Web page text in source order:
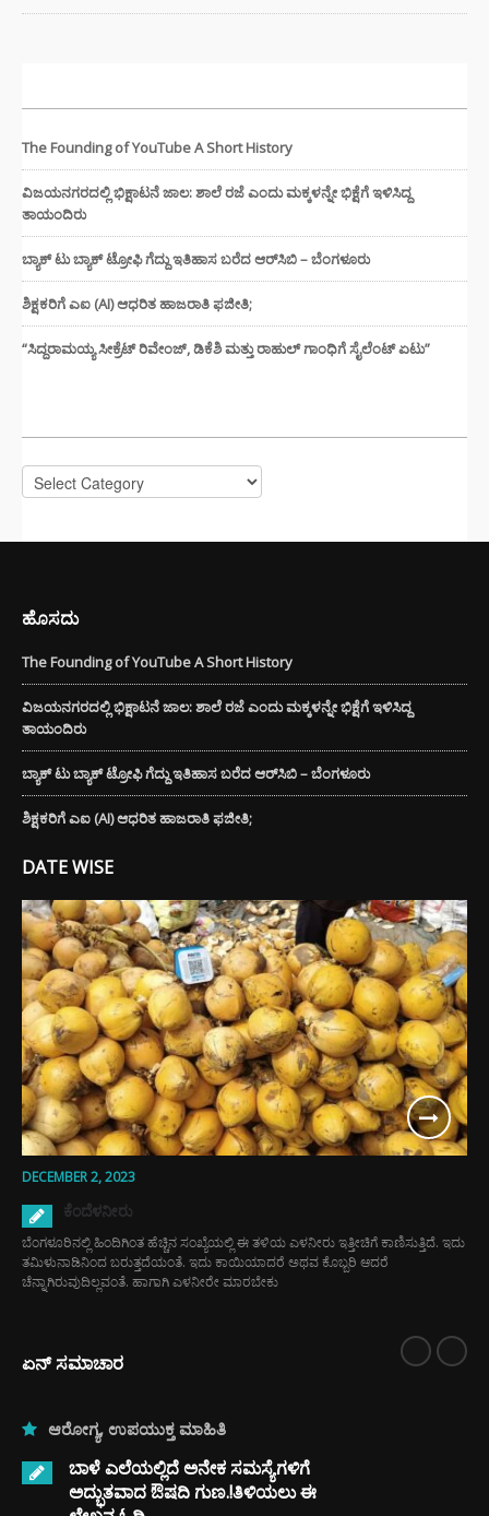
The Founding of YouTube A Short History
ವಿಜಯನಗರದಲ್ಲಿ ಭಿಕ್ಷಾಟನೆ ಜಾಲ: ಶಾಲೆ ರಜೆ ಎಂದು ಮಕ್ಕಳನ್ನೇ ಭಿಕ್ಷೆಗೆ ಇಳಿಸಿದ್ದ
ತಾಯಂದಿರು
ಬ್ಯಾಕ್ ಟು ಬ್ಯಾಕ್ ಟ್ರೋಫಿ ಗೆದ್ದು ಇತಿಹಾಸ ಬರೆದ ಆರ್‌ಸಿಬಿ – ಬೆಂಗಳೂರು
ಶಿಕ್ಷಕರಿಗೆ ಎಐ (AI) ಆಧರಿತ ಹಾಜರಾತಿ ಫಜೀತಿ;
“ಸಿದ್ದರಾಮಯ್ಯ ಸೀಕ್ರೆಟ್ ರಿವೇಂಜ್‌, ಡಿಕೆಶಿ ಮತ್ತು ರಾಹುಲ್‌ ಗಾಂಧಿಗೆ ಸೈಲೆಂಟ್ ಏಟು”
Categories
ಹೊಸದು
The Founding of YouTube A Short History
ವಿಜಯನಗರದಲ್ಲಿ ಭಿಕ್ಷಾಟನೆ ಜಾಲ: ಶಾಲೆ ರಜೆ ಎಂದು ಮಕ್ಕಳನ್ನೇ ಭಿಕ್ಷೆಗೆ ಇಳಿಸಿದ್ದ
ತಾಯಂದಿರು
ಬ್ಯಾಕ್ ಟು ಬ್ಯಾಕ್ ಟ್ರೋಫಿ ಗೆದ್ದು ಇತಿಹಾಸ ಬರೆದ ಆರ್‌ಸಿಬಿ – ಬೆಂಗಳೂರು
ಶಿಕ್ಷಕರಿಗೆ ಎಐ (AI) ಆಧರಿತ ಹಾಜರಾತಿ ಫಜೀತಿ;
DATE WISE
DECEMBER 2, 2023
ಕೆಂದೆಳನೀರು
ಬೆಂಗಳೂರಿನಲ್ಲಿ ಹಿಂದಿಗಿಂತ ಹೆಚ್ಚಿನ ಸಂಖ್ಯೆಯಲ್ಲಿ ಈ ತಳಿಯ ಎಳನೀರು ಇತ್ತೀಚಿಗೆ ಕಾಣಿಸುತ್ತಿದೆ. ಇದು
ತಮಿಳುನಾಡಿನಿಂದ ಬರುತ್ತದೆಯಂತೆ. ಇದು ಕಾಯಿಯಾದರೆ ಅಥವ ಕೊಬ್ಬರಿ ಆದರೆ
ಚೆನ್ನಾಗಿರುವುದಿಲ್ಲವಂತೆ. ಹಾಗಾಗಿ ಎಳನೀರೇ ಮಾರಬೇಕು
ಏನ್ ಸಮಾಚಾರ
ಆರೋಗ್ಯ, ಉಪಯುಕ್ತ ಮಾಹಿತಿ
ಬಾಳೆ ಎಲೆಯಲ್ಲಿದೆ ಅನೇಕ ಸಮಸ್ಯೆಗಳಿಗೆ
ಅದ್ಭುತವಾದ ಔಷದಿ ಗುಣ.!ತಿಳಿಯಲು ಈ